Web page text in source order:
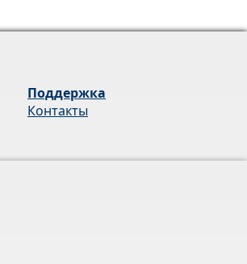
Поддержка
Контакты